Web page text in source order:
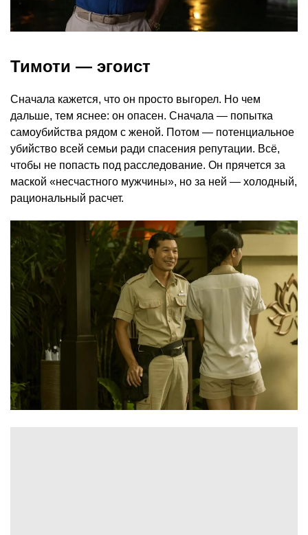
Тимоти — эгоист
Сначала кажется, что он просто выгорел. Но чем
дальше, тем яснее: он опасен. Сначала — попытка
самоубийства рядом с женой. Потом — потенциальное
убийство всей семьи ради спасения репутации. Всё,
чтобы не попасть под расследование. Он прячется за
маской «несчастного мужчины», но за ней — холодный,
рациональный расчет.